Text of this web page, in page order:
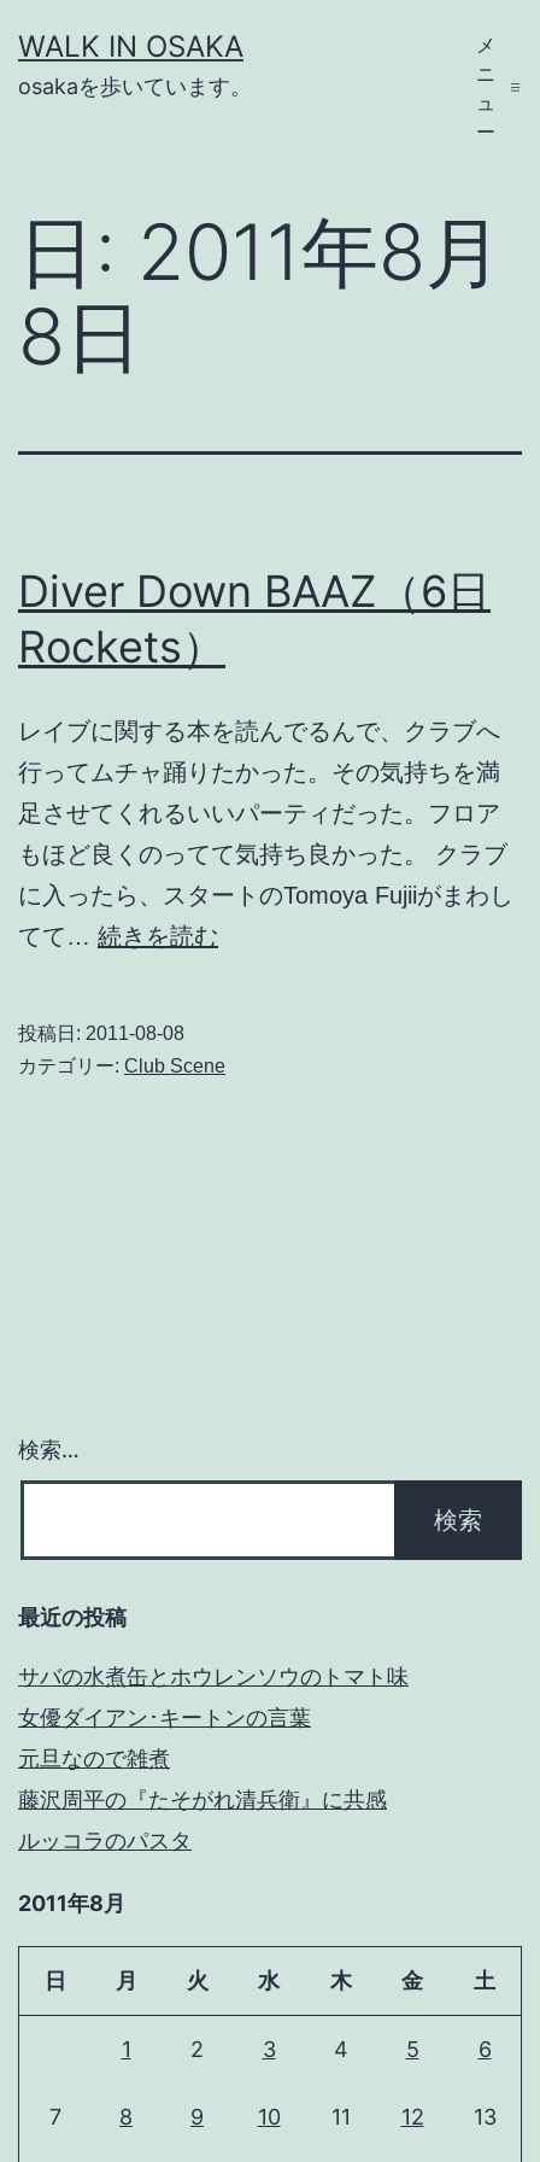
ン
テ
WALK IN OSAKA
osakaを歩いています。
メ
ニ
ュ
ー
日: 2011年8月
8日
Diver Down BAAZ（6日
Rockets）
レイブに関する本を読んでるんで、クラブへ
行ってムチャ踊りたかった。その気持ちを満
足させてくれるいいパーティだった。フロア
もほど良くのってて気持ち良かった。 クラブ
に入ったら、スタートのTomoya Fujiiがまわし
てて… 続きを読む
日
投稿日: 2011-08-08
カテゴリー: Club Scene
検索…
最近の投稿
サバの水煮缶とホウレンソウのトマト味
女優ダイアン･キートンの言葉
元旦なので雑煮
藤沢周平の『たそがれ清兵衛』に共感
ルッコラのパスタ
2011年8月
日 月 火 水 木 金 土
1 2 3 4 5 6
7 8 9 10 11 12 13